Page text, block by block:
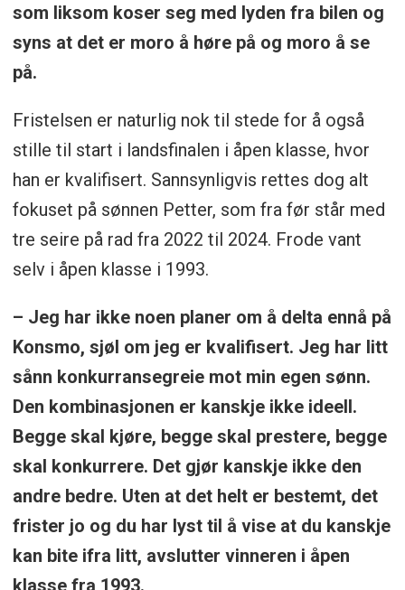
som liksom koser seg med lyden fra bilen og
syns at det er moro å høre på og moro å se
på.
Fristelsen er naturlig nok til stede for å også
stille til start i landsfinalen i åpen klasse, hvor
han er kvalifisert. Sannsynligvis rettes dog alt
fokuset på sønnen Petter, som fra før står med
tre seire på rad fra 2022 til 2024. Frode vant
selv i åpen klasse i 1993.
– Jeg har ikke noen planer om å delta ennå på
Konsmo, sjøl om jeg er kvalifisert. Jeg har litt
sånn konkurransegreie mot min egen sønn.
Den kombinasjonen er kanskje ikke ideell.
Begge skal kjøre, begge skal prestere, begge
skal konkurrere. Det gjør kanskje ikke den
andre bedre. Uten at det helt er bestemt, det
frister jo og du har lyst til å vise at du kanskje
kan bite ifra litt, avslutter vinneren i åpen